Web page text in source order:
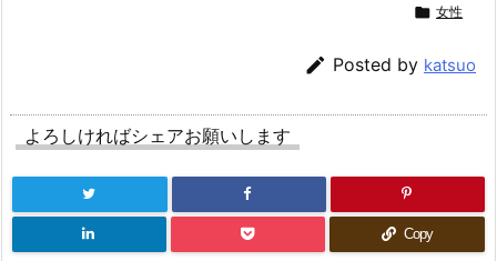
 女性
 Posted by katsuo
よろしければシェアお願いします
Copy